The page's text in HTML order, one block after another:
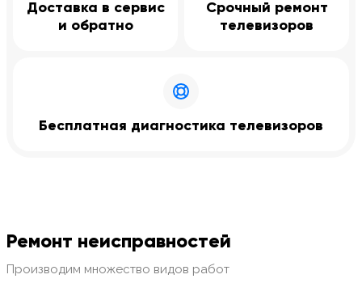
Доставка в сервис
и обратно
Срочный ремонт
телевизоров
Бесплатная диагностика телевизоров
Ремонт неисправностей
Производим множество видов работ